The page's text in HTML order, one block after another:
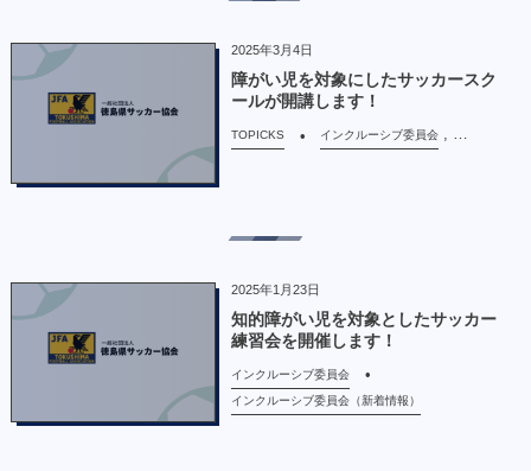
2025年3月4日
障がい児を対象にしたサッカースク
ールが開講します！
TOPICKS インクルーシブ委員会 , …
2025年1月23日
知的障がい児を対象としたサッカー
練習会を開催します！
インクルーシブ委員会
インクルーシブ委員会（新着情報）